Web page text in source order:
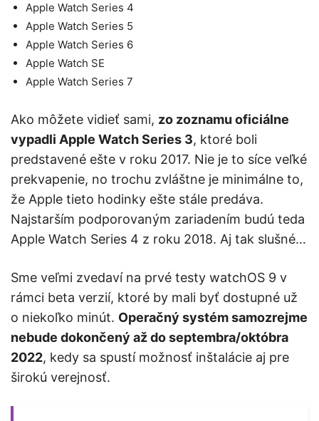
Apple Watch Series 4
Apple Watch Series 5
Apple Watch Series 6
Apple Watch SE
Apple Watch Series 7
Ako môžete vidieť sami, zo zoznamu oficiálne
vypadli Apple Watch Series 3, ktoré boli
predstavené ešte v roku 2017. Nie je to síce veľké
prekvapenie, no trochu zvláštne je minimálne to,
že Apple tieto hodinky ešte stále predáva.
Najstarším podporovaným zariadením budú teda
Apple Watch Series 4 z roku 2018. Aj tak slušné…
Sme veľmi zvedaví na prvé testy watchOS 9 v
rámci beta verzií, ktoré by mali byť dostupné už
o niekoľko minút. Operačný systém samozrejme
nebude dokončený až do septembra/októbra
2022, kedy sa spustí možnosť inštalácie aj pre
širokú verejnosť.